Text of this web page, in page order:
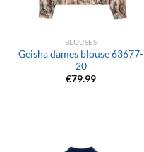
BLOUSES
Geisha dames blouse 63677-
20
€79.99